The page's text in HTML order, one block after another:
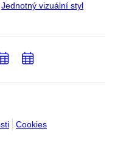
Jednotný vizuální styl
Cookies
PřidatPřidat